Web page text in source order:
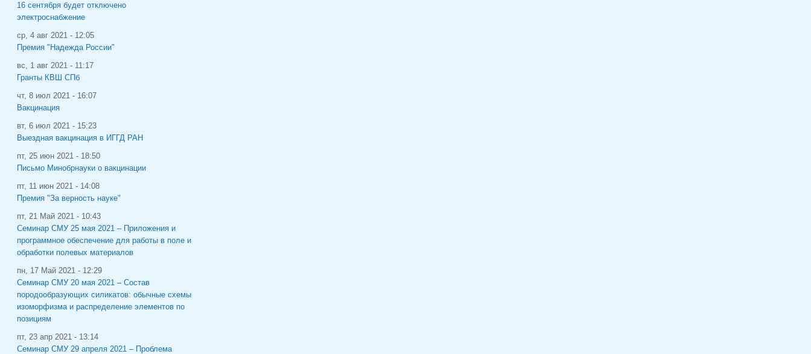
16 сентября будет отключено
электроснабжение
ср, 4 авг 2021 - 12:05
Премия "Надежда России"
вс, 1 авг 2021 - 11:17
Гранты КВШ СПб
чт, 8 июл 2021 - 16:07
Вакцинация
вт, 6 июл 2021 - 15:23
Выездная вакцинация в ИГГД РАН
пт, 25 июн 2021 - 18:50
Письмо Минобрнауки о вакцинации
пт, 11 июн 2021 - 14:08
Премия "За верность науке"
пт, 21 Май 2021 - 10:43
Семинар СМУ 25 мая 2021 – Приложения и
программное обеспечение для работы в поле и
обработки полевых материалов
пн, 17 Май 2021 - 12:29
Семинар СМУ 20 мая 2021 – Состав
породообразующих силикатов: обычные схемы
изоморфизма и распределение элементов по
позициям
пт, 23 апр 2021 - 13:14
Семинар СМУ 29 апреля 2021 – Проблема